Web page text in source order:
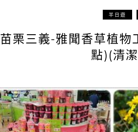
半日遊
苗栗三義-雅聞香草植物
點)(清